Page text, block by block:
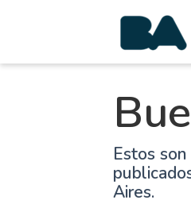
Estos
Aires.